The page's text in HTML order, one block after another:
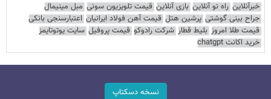
خبرآنلاین راه نو آنلاین بازی آنلاین قیمت تلویزیون سونی مبل مینیمال
جراح بینی گوشتی پرشین هتل قیمت آهن فولاد ایرانیان اعتبارسنجی بانکی
قیمت طلا امروز بلیط قطار شرکت رادوکو قیمت پروفیل سایت یوتوتایمز
خرید اکانت chatgpt
نسخه دسکتاپ